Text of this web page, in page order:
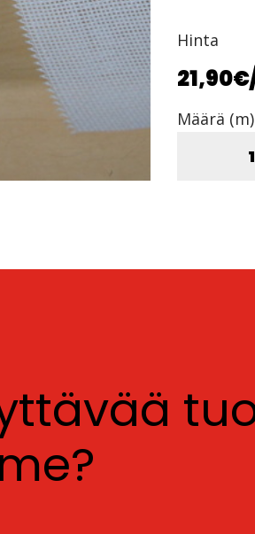
Hinta
21,90€
Määrä (m)